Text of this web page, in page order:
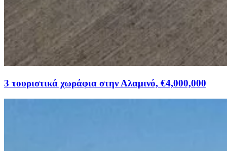
3 τουριστικά χωράφια στην Αλαμινό, €4,000,000